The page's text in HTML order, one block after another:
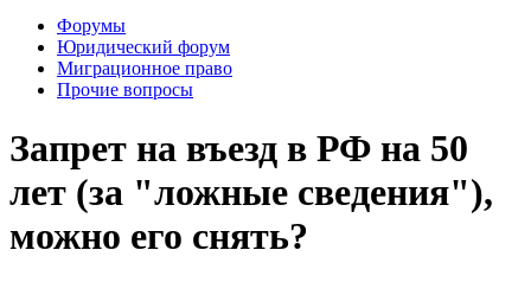
Форумы
Юридический форум
Миграционное право
Прочие вопросы
Запрет на въезд в РФ на 50
лет (за "ложные сведения"),
можно его снять?